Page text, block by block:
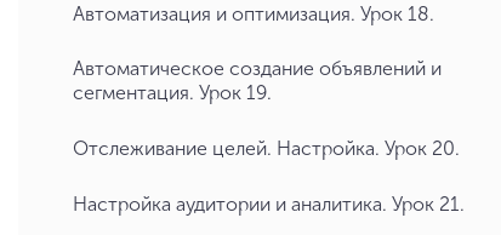
Автоматизация и оптимизация. Урок 18.
Автоматическое создание объявлений и
сегментация. Урок 19.
Отслеживание целей. Настройка. Урок 20.
Настройка аудитории и аналитика. Урок 21.